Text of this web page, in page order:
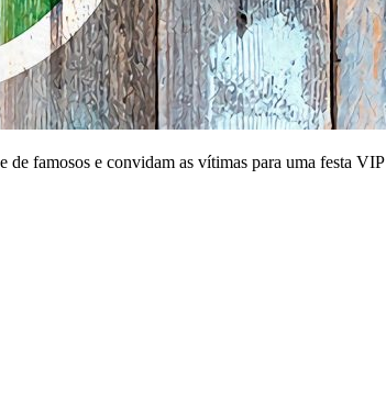
de famosos e convidam as vítimas para uma festa VIP